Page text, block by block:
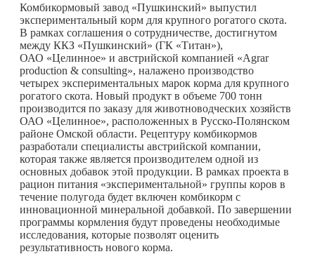
Комбикормовый завод «Пушкинский» выпустил
экспериментальный корм для крупного рогатого скота.
В рамках соглашения о сотрудничестве, достигнутом
между ККЗ «Пушкинский» (ГК «Титан»),
ОАО «Целинное» и австрийской компанией «Agrar
production & consulting», налажено производство
четырех экспериментальных марок корма для крупного
рогатого скота. Новый продукт в объеме 700 тонн
производится по заказу для животноводческих хозяйств
ОАО «Целинное», расположенных в Русско-Полянском
районе Омской области. Рецептуру комбикормов
разработали специалисты австрийской компании,
которая также является производителем одной из
основных добавок этой продукции. В рамках проекта в
рацион питания «экспериментальной» группы коров в
течение полугода будет включен комбикорм с
инновационной минеральной добавкой. По завершении
программы кормления будут проведены необходимые
исследования, которые позволят оценить
результативность нового корма.